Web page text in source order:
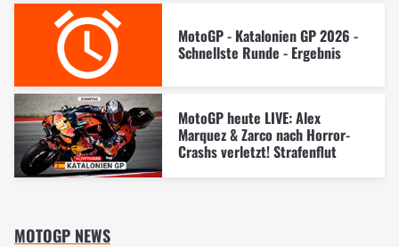
MotoGP - Katalonien GP 2026 -
Schnellste Runde - Ergebnis
MotoGP heute LIVE: Alex
Marquez & Zarco nach Horror-
Crashs verletzt! Strafenflut
MOTOGP NEWS